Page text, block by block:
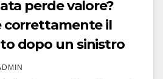
perde valore?
correttamente il
dopo un sinistro